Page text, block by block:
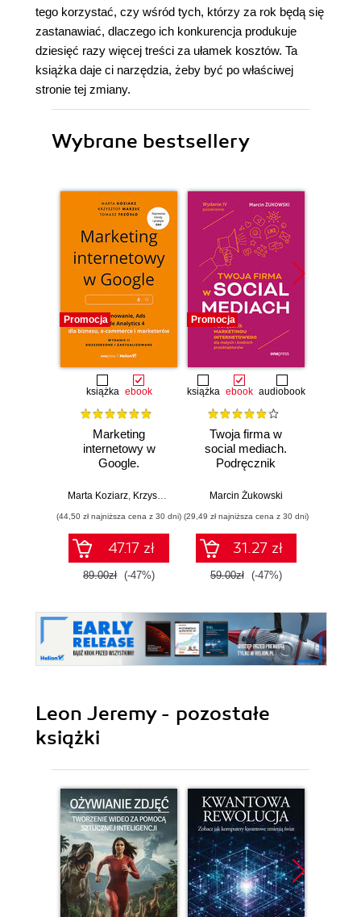
tego korzystać, czy wśród tych, którzy za rok będą się
zastanawiać, dlaczego ich konkurencja produkuje
dziesięć razy więcej treści za ułamek kosztów. Ta
książka daje ci narzędzia, żeby być po właściwej
stronie tej zmiany.
Wybrane bestsellery
Promocja
książka ebook
Marketing
internetowy w
Google.
Ads & Google
biznesu, e-
commerce,
marketerów.
Wydanie II
zaktualizowane i
Marta Koziarz, Krzysztof Marzec ,Tomasz Trzósło
(44,50 zł najniższa cena z 30 dni)
47.17 zł
89.00zł (-47%)
Promocja
książka ebook audiobook
Twoja firma w
social mediach.
Podręcznik
internetowego dla
przedsiębiorstw.
Wydanie IV
poszerzone
Marcin Żukowski
(29,49 zł najniższa cena z 30 dni)
31.27 zł
59.00zł (-47%)
Leon Jeremy - pozostałe
książki